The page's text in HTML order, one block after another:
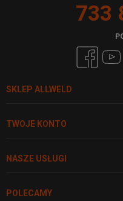
SKLEP ALLWELD
TWOJE KONTO
NASZE USŁUGI
POLECAMY
733